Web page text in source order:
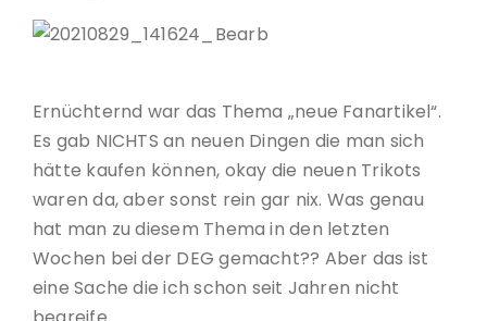
Ernüchternd war das Thema „neue Fanartikel“.
Es gab NICHTS an neuen Dingen die man sich
hätte kaufen können, okay die neuen Trikots
waren da, aber sonst rein gar nix. Was genau
hat man zu diesem Thema in den letzten
Wochen bei der DEG gemacht?? Aber das ist
eine Sache die ich schon seit Jahren nicht